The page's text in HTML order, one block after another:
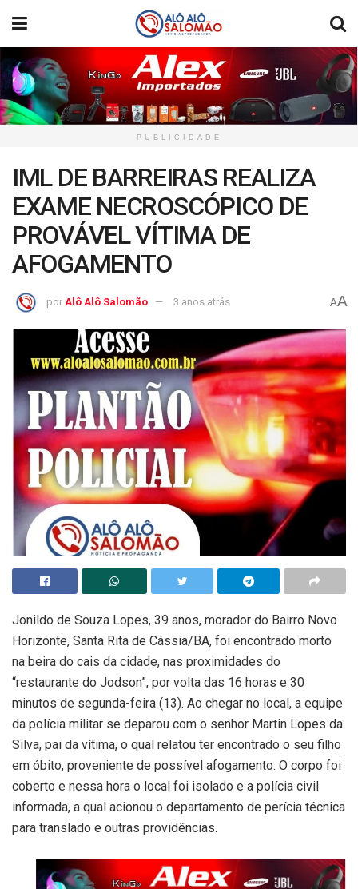
PUBLICIDADE
IML DE BARREIRAS REALIZA
EXAME NECROSCÓPICO DE
PROVÁVEL VÍTIMA DE
AFOGAMENTO
por Alô Alô Salomão 3 anos atrás AA
Jonildo de Souza Lopes, 39 anos, morador do Bairro Novo
Horizonte, Santa Rita de Cássia/BA, foi encontrado morto
na beira do cais da cidade, nas proximidades do
“restaurante do Jodson”, por volta das 16 horas e 30
minutos de segunda-feira (13). Ao chegar no local, a equipe
da polícia militar se deparou com o senhor Martin Lopes da
Silva, pai da vítima, o qual relatou ter encontrado o seu filho
em óbito, proveniente de possível afogamento. O corpo foi
coberto e nessa hora o local foi isolado e a polícia civil
informada, a qual acionou o departamento de perícia técnica
para translado e outras providências.